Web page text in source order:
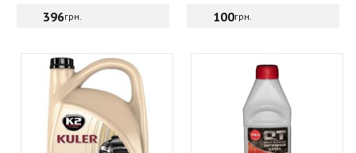
396грн. 100грн.